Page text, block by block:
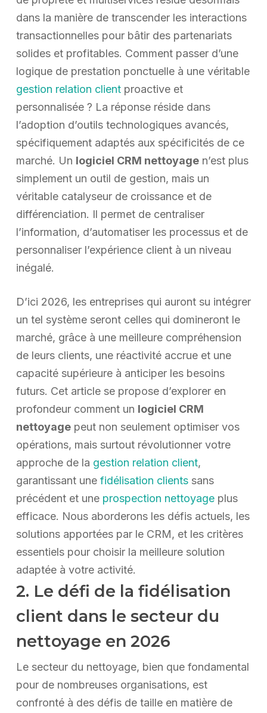
dans la manière de transcender les interactions
transactionnelles pour bâtir des partenariats
solides et profitables. Comment passer d’une
logique de prestation ponctuelle à une véritable
gestion relation clientproactive et
personnalisée ? La réponse réside dans
l’adoption d’outils technologiques avancés,
spécifiquement adaptés aux spécificités de ce
marché. Un logiciel CRM nettoyagen’est plus
simplement un outil de gestion, mais un
véritable catalyseur de croissance et de
différenciation. Il permet de centraliser
l’information, d’automatiser les processus et de
personnaliser l’expérience client à un niveau
inégalé.
D’ici 2026, les entreprises qui auront su intégrer
un tel système seront celles qui domineront le
marché, grâce à une meilleure compréhension
de leurs clients, une réactivité accrue et une
capacité supérieure à anticiper les besoins
futurs. Cet article se propose d’explorer en
profondeur comment un logiciel CRM
nettoyagepeut non seulement optimiser vos
opérations, mais surtout révolutionner votre
approche de la gestion relation client,
garantissant une fidélisation clientssans
précédent et une prospection nettoyageplus
efficace. Nous aborderons les défis actuels, les
solutions apportées par le CRM, et les critères
essentiels pour choisir la meilleure solution
adaptée à votre activité.
2. Le défi de la fidélisation
client dans le secteur du
nettoyage en 2026
Le secteur du nettoyage, bien que fondamental
pour de nombreuses organisations, est
confronté à des défis de taille en matière de